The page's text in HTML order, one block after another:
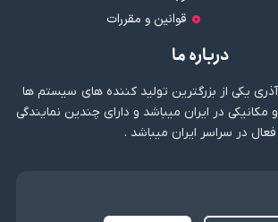
قوانین و مقررات
درباره ما
یکی از بزرگترین تولید کننده های سیستم ها
در ایران میباشد و دارای چندین نمایندگی
فعال در سراسر ایران میباشد .